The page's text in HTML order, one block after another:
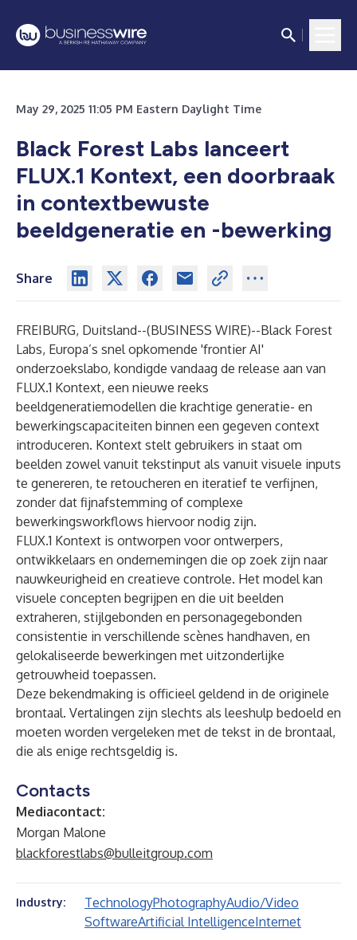
May 29, 2025 11:05 PM Eastern Daylight Time
Black Forest Labs lanceert
FLUX.1 Kontext, een doorbraak
in contextbewuste
beeldgeneratie en -bewerking
Share
FREIBURG, Duitsland--(BUSINESS WIRE)--Black Forest
Labs, Europa’s snel opkomende 'frontier AI'
onderzoekslabo, kondigde vandaag de release aan van
FLUX.1 Kontext, een nieuwe reeks
beeldgeneratiemodellen die krachtige generatie- en
bewerkingscapaciteiten binnen een gegeven context
introduceren. Kontext stelt gebruikers in staat om
beelden zowel vanuit tekstinput als vanuit visuele inputs
te genereren, te retoucheren en iteratief te verfijnen,
zonder dat fijnafstemming of complexe
bewerkingsworkflows hiervoor nodig zijn.
FLUX.1 Kontext is ontworpen voor ontwerpers,
ontwikkelaars en ondernemingen die op zoek zijn naar
nauwkeurigheid en creatieve controle. Het model kan
visuele concepten begrijpen en die uit beelden
extraheren, stijlgebonden en personagegebonden
consistentie in verschillende scènes handhaven, en
gelokaliseerde bewerkingen met uitzonderlijke
getrouwheid toepassen.
Deze bekendmaking is officieel geldend in de originele
brontaal. Vertalingen zijn slechts als leeshulp bedoeld en
moeten worden vergeleken met de tekst in de brontaal,
die als enige rechtsgeldig is.
Contacts
Mediacontact:
Morgan Malone
blackforestlabs@bulleitgroup.com
Industry: TechnologyPhotographyAudio/Video
SoftwareArtificial IntelligenceInternet